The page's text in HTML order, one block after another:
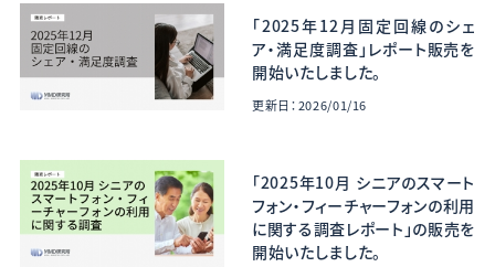
「2025年12月固定回線のシェ
ア・満足度調査」レポート販売を
開始いたしました。
更新日：2026/01/16
「2025年10月 シニアのスマート
フォン・フィーチャーフォンの利用
に関する調査レポート」の販売を
開始いたしました。